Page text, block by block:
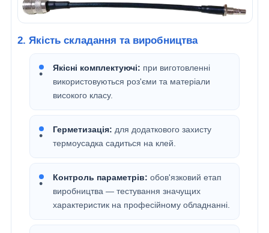
2. Якість складання та виробництва
Якісні комплектуючі: при виготовленні
використовуються роз'єми та матеріали
високого класу.
Герметизація: для додаткового захисту
термоусадка садиться на клей.
Контроль параметрів: обов'язковий етап
виробництва — тестування значущих
характеристик на професійному обладнанні.